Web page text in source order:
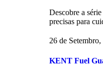
Descobre a
precisas para
26 de
KENT Fuel